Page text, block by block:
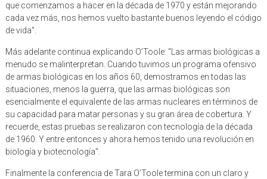
cada vez más, nos hemos vuelto bastante buenos leyendo el código
de vida”.
menudo se malinterpretan. Cuando tuvimos un programa ofensivo
de armas biológicas en los años 60, demostramos en todas las
situaciones, menos la guerra, que las armas biológicas son
esencialmente el equivalente de las armas nucleares en términos de
su capacidad para matar personas y su gran área de cobertura. Y
recuerde, estas pruebas se realizaron con tecnología de la década
de 1960. Y entre entonces y ahora hemos tenido una revolución en
biología y biotecnología”.
“disuasivo” planteamiento: “En términos de una imagen más amplia